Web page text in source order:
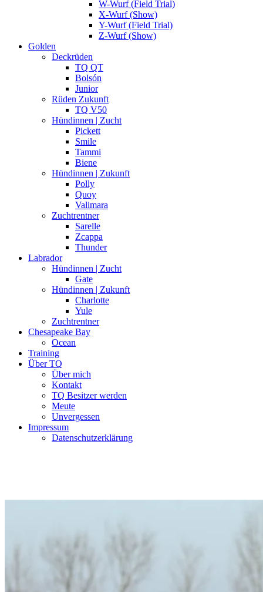
W-Wurf (Field Trial)
X-Wurf (Show)
Y-Wurf (Field Trial)
Z-Wurf (Show)
Golden
Deckrüden
TQ QT
Bolsón
Junior
Rüden Zukunft
TQ V50
Hündinnen | Zucht
Pickett
Smile
Tammi
Biene
Hündinnen | Zukunft
Polly
Quoy
Valimara
Zuchtrentner
Sarelle
Zcappa
Thunder
Labrador
Hündinnen | Zucht
Gate
Hündinnen | Zukunft
Charlotte
Yule
Zuchtrentner
Chesapeake Bay
Ocean
Training
Über TQ
Über mich
Kontakt
TQ Besitzer werden
Meute
Unvergessen
Impressum
Datenschutzerklärung